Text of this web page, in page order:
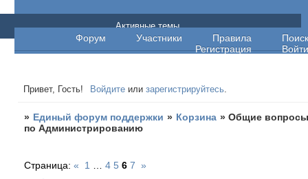
Единый форум поддержки
Форум Участники Правила
Поиск
Регистрация
Войти
Активные темы
Привет, Гость! Войдите илизарегистрируйтесь.
» Единый форум поддержки » Корзина »Общие
по Администрированию
Страница:« 1 4 5 6 7 »